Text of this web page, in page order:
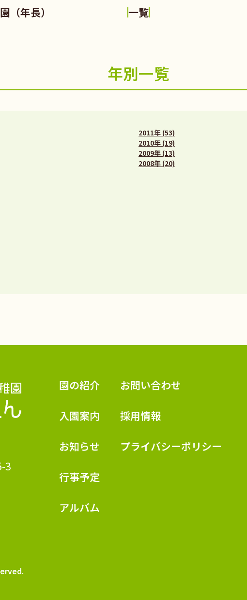
（年長） 一覧
年別一覧
2011年 (53)
2010年 (19)
2009年 (13)
2008年 (20)
認定こども園 学校法人久米幼稚園
3
園の紹介
入園案内
お知らせ
行事予定
アルバム
お問い合わせ
採用情報
プライバシーポリシー